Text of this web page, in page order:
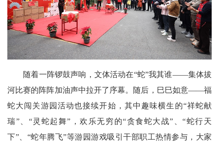
随着一阵锣鼓声响，文体活动在“蛇”我其谁——集体拔
河比赛的阵阵加油声中拉开了序幕。随后，巳巳如意——福
蛇大闯关游园活动也接续开始，其中趣味横生的“祥蛇献
瑞”、“灵蛇起舞”，欢乐无穷的“贪食蛇大战”、“蛇行天
下”、“蛇年腾飞”等游园游戏吸引干部职工热情参与，大家